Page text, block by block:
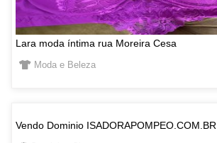
Lara moda íntima rua Moreira Cesa
Moda e Beleza
Vendo Dominio ISADORAPOMPEO.COM.BR